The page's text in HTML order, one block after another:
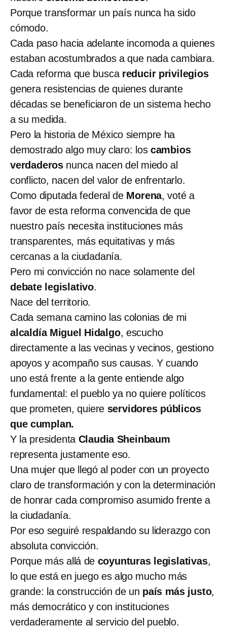
Porque transformar un país nunca ha sido
cómodo.
Cada paso hacia adelante incomoda a quienes
estaban acostumbrados a que nada cambiara.
Cada reforma que busca reducir privilegios
genera resistencias de quienes durante
décadas se beneficiaron de un sistema hecho
a su medida.
Pero la historia de México siempre ha
demostrado algo muy claro: los cambios
verdaderos nunca nacen del miedo al
conflicto, nacen del valor de enfrentarlo.
Como diputada federal de Morena, voté a
favor de esta reforma convencida de que
nuestro país necesita instituciones más
transparentes, más equitativas y más
cercanas a la ciudadanía.
Pero mi convicción no nace solamente del
debate legislativo.
Nace del territorio.
Cada semana camino las colonias de mi
alcaldía Miguel Hidalgo, escucho
directamente a las vecinas y vecinos, gestiono
apoyos y acompaño sus causas. Y cuando
uno está frente a la gente entiende algo
fundamental: el pueblo ya no quiere políticos
que prometen, quiere servidores públicos
que cumplan.
Y la presidenta Claudia Sheinbaum
representa justamente eso.
Una mujer que llegó al poder con un proyecto
claro de transformación y con la determinación
de honrar cada compromiso asumido frente a
la ciudadanía.
Por eso seguiré respaldando su liderazgo con
absoluta convicción.
Porque más allá de coyunturas legislativas,
lo que está en juego es algo mucho más
grande: la construcción de un país más justo,
más democrático y con instituciones
verdaderamente al servicio del pueblo.